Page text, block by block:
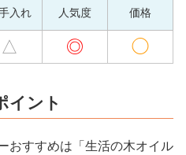
入れ 人気度 価格
△ ◎ ◯
イント
おすすめは「生活の木オイル